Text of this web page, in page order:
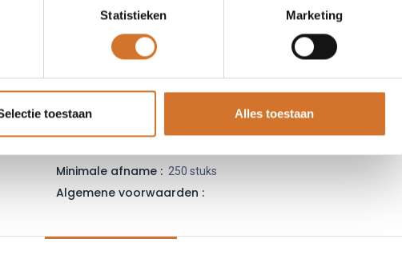
Statistieken Marketing
toestaan Alles toestaan
Vraag offerte
Minimale afname : 250 stuks
Algemene voorwaarden :